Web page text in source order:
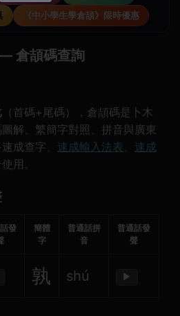
《中小學生學倉頡》限時優惠
— 倉頡碼查詢
（首碼+尾碼），倉頡碼是卜木
解、繁簡字對照、拼音與廣東
成查字、 速成輸入法表、 速成
用。
發
簡體
字
普通話拼
音
普通話發
聲
孰 shú ▶